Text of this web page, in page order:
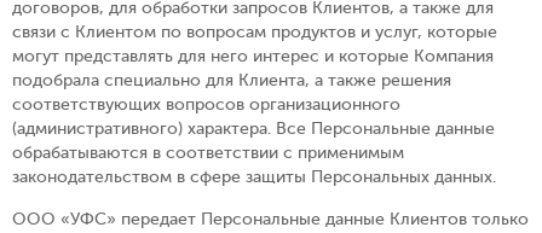
договоров, для обработки запросов Клиентов, а также для
связи с Клиентом по вопросам продуктов и услуг, которые
могут представлять для него интерес и которые Компания
подобрала специально для Клиента, а также решения
соответствующих вопросов организационного
(административного) характера. Все Персональные данные
обрабатываются в соответствии с применимым
законодательством в сфере защиты Персональных данных.
ООО «УФС» передает Персональные данные Клиентов только